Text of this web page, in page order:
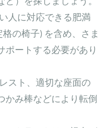
人に対応できる肥満
の椅子) を含め、さま
ポートする必要があり
スト、適切な座面の
かみ棒などにより転倒